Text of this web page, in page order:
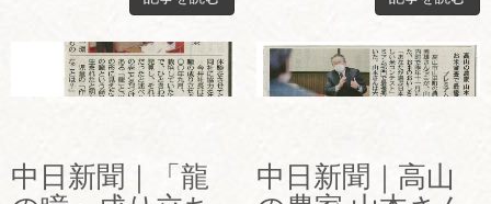
中日新聞｜「龍
中日新聞｜高山